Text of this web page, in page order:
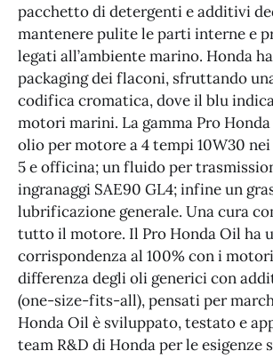
pacchetto di detergenti e additivi
mantenere pulite le parti interne e
legati all’ambiente marino. Honda
packaging dei flaconi, sfruttando
codifica cromatica, dove il blu
motori marini. La gamma Pro
olio per motore a 4 tempi 10W30
5 e officina; un fluido per
ingranaggi SAE90 GL4; infine un
lubrificazione generale. Una cura
tutto il motore. Il Pro Honda Oil ha
corrispondenza al 100% con i
differenza degli oli generici con
(one-size-fits-all), pensati per
Honda Oil è sviluppato, testato e
team R&D di Honda per le esigenze